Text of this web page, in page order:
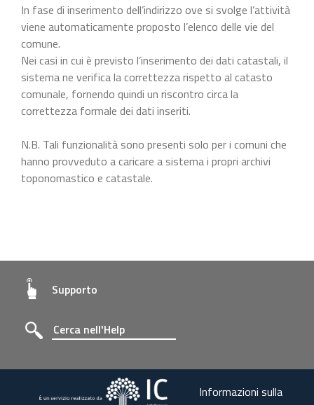
In fase di inserimento dell’indirizzo ove si svolge l’attività
viene automaticamente proposto l’elenco delle vie del
comune.
Nei casi in cui è previsto l’inserimento dei dati catastali, il
sistema ne verifica la correttezza rispetto al catasto
comunale, fornendo quindi un riscontro circa la
correttezza formale dei dati inseriti.
N.B. Tali funzionalità sono presenti solo per i comuni che
hanno provveduto a caricare a sistema i propri archivi
toponomastico e catastale.
Supporto
Informazioni sulla